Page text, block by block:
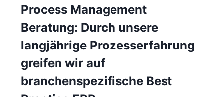
Process Management
Beratung: Durch unsere
langjährige Prozesserfahrung
greifen wir auf
branchenspezifische Best